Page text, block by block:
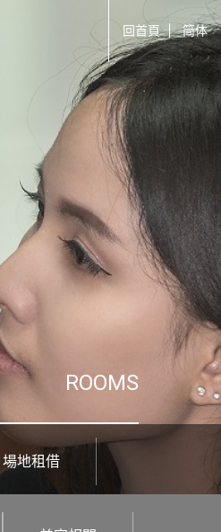
回首頁 简体
ROOMS
場地租借